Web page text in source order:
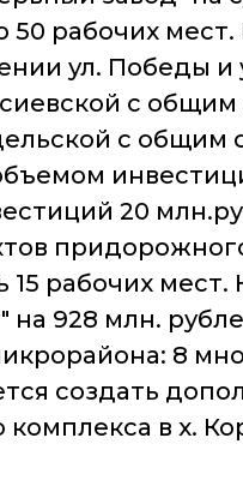
рабочих
ул. Победы и
с
с общим
20
15 рабочих
928 млн.
8
создать
в х.